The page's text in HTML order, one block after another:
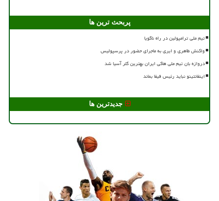
پربحث ترین ها
تیم ملی ترامپولین در راه ناگویا
واکنش طاهری و ایری به ماجرای حضور در پرسپولیس
دروازه بان تیم ملی هاکی ایران بهترین گلر آسیا شد
اینفانتینو نباید رئیس فیفا بماند
جدیدترین ها